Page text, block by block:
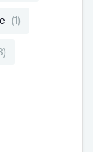
(1)